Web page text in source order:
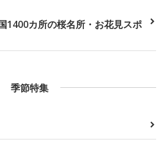
1400カ所の桜名所・お花見スポ
季節特集